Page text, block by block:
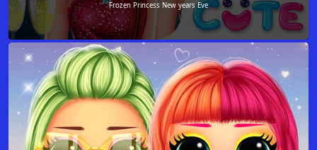
Frozen Princess New years Eve